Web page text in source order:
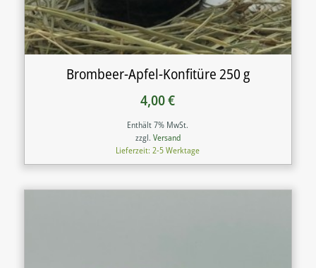
Brombeer-Apfel-Konfitüre 250 g
4,00€
Enthält 7% MwSt.
zzgl. Versand
Lieferzeit: 2-5 Werktage